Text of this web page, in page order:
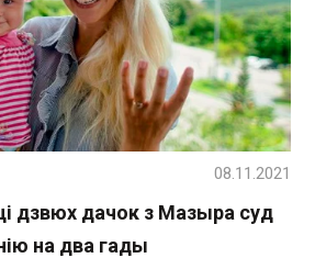
дзвюх дачок з Мазыра суд
на два гады
08.11.2021